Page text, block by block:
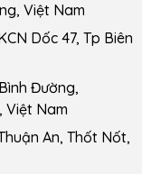
Việt Nam
Dốc 47, Tp Biên
Đường,
Việt Nam
An, Thốt Nốt,